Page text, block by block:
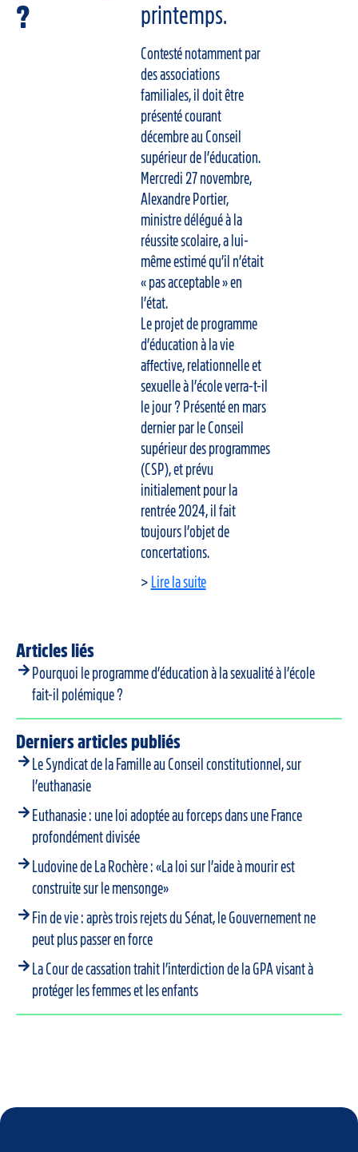
Articles liés
Pourquoi le programme d’éducation à la sexualité à l’école
fait-il polémique ?
Derniers articles publiés
Le Syndicat de la Famille au Conseil constitutionnel, sur
l’euthanasie
Euthanasie : une loi adoptée au forceps dans une France
profondément divisée
Ludovine de La Rochère : «La loi sur l’aide à mourir est
construite sur le mensonge»
Fin de vie : après trois rejets du Sénat, le Gouvernement ne
peut plus passer en force
La Cour de cassation trahit l’interdiction de la GPA visant à
protéger les femmes et les enfants
?
printemps.
Contesté notamment par
des associations
familiales, il doit être
présenté courant
décembre au Conseil
supérieur de l’éducation.
Mercredi 27 novembre,
Alexandre Portier,
ministre délégué à la
réussite scolaire, a lui-
même estimé qu’il n’était
« pas acceptable » en
l’état.
Le projet de programme
d’éducation à la vie
affective, relationnelle et
sexuelle à l’école verra-t-il
le jour ? Présenté en mars
dernier par le Conseil
supérieur des programmes
(CSP), et prévu
initialement pour la
rentrée 2024, il fait
toujours l’objet de
concertations.
> Lire la suite